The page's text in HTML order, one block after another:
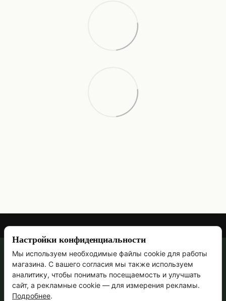
067 473-69-90
Контактная информация
Полная версия сайта
Настройки конфиденциальности
Мы используем необходимые файлы cookie для работы
магазина. С вашего согласия мы также используем
аналитику, чтобы понимать посещаемость и улучшать
сайт, а рекламные cookie — для измерения рекламы.
Подробнее.